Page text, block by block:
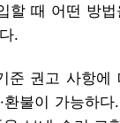
할 때 어떤 방
.
준 권고 사항
환불이 가능하